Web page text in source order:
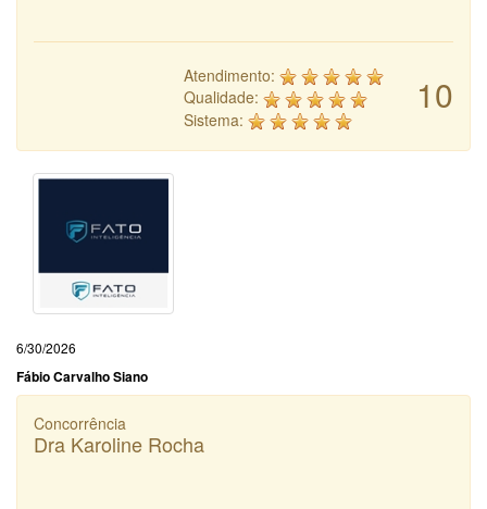
10
Atendimento:
Qualidade:
Sistema:
6/30/2026
Fábio Carvalho Siano
Concorrência
Dra Karoline Rocha